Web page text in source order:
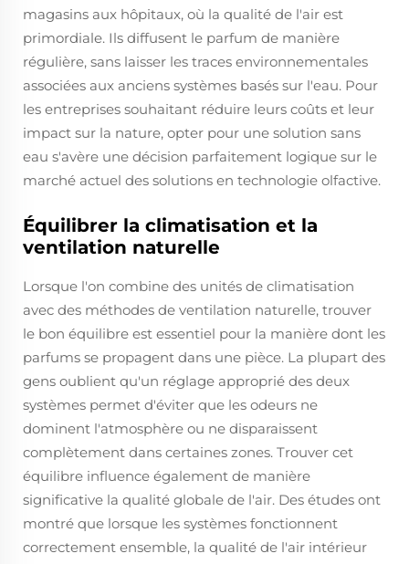
magasins aux hôpitaux, où la qualité de l'air est
primordiale. Ils diffusent le parfum de manière
régulière, sans laisser les traces environnementales
associées aux anciens systèmes basés sur l'eau. Pour
les entreprises souhaitant réduire leurs coûts et leur
impact sur la nature, opter pour une solution sans
eau s'avère une décision parfaitement logique sur le
marché actuel des solutions en technologie olfactive.
Équilibrer la climatisation et la
ventilation naturelle
Lorsque l'on combine des unités de climatisation
avec des méthodes de ventilation naturelle, trouver
le bon équilibre est essentiel pour la manière dont les
parfums se propagent dans une pièce. La plupart des
gens oublient qu'un réglage approprié des deux
systèmes permet d'éviter que les odeurs ne
dominent l'atmosphère ou ne disparaissent
complètement dans certaines zones. Trouver cet
équilibre influence également de manière
significative la qualité globale de l'air. Des études ont
montré que lorsque les systèmes fonctionnent
correctement ensemble, la qualité de l'air intérieur